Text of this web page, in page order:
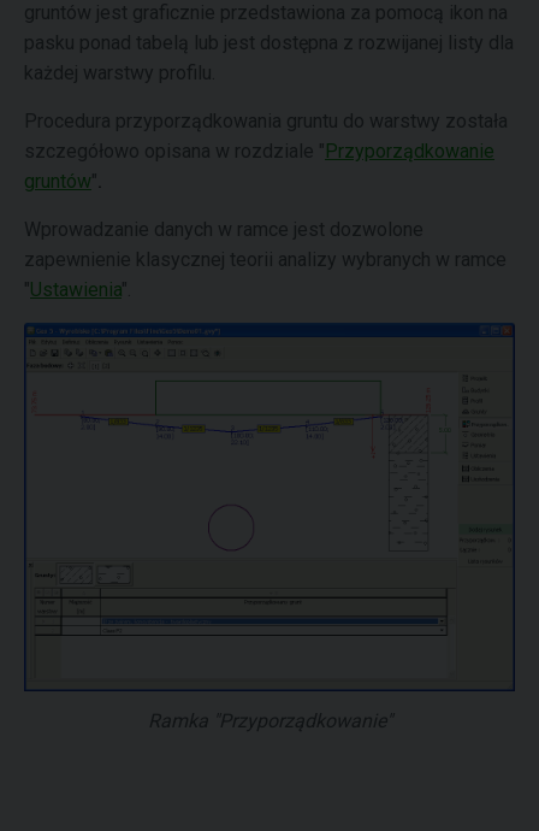
gruntów jest graficznie przedstawiona za pomocą ikon na
pasku ponad tabelą lub jest dostępna z rozwijanej listy dla
każdej warstwy profilu.
Procedura przyporządkowania gruntu do warstwy została
szczegółowo opisana w rozdziale "Przyporządkowanie
gruntów".
Wprowadzanie danych w ramce jest dozwolone
zapewnienie klasycznej teorii analizy wybranych w ramce
"Ustawienia".
Ramka "Przyporządkowanie"